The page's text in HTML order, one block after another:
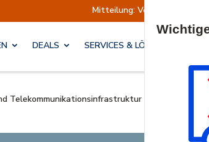
Mitteilung: Versand
DEALS SERVICES & LÖSUNGEN
Telekommunikationsinfrastruktur – Sicherheits-